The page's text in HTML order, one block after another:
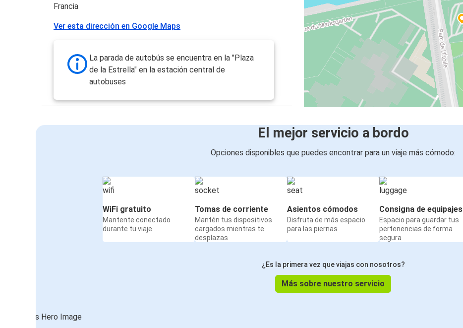
Francia
Ver esta dirección en Google Maps
La parada de autobús se encuentra en la "Plaza
de la Estrella" en la estación central de
autobuses
El mejor servicio a bordo
Opciones disponibles que puedes encontrar para un viaje más cómodo:
WiFi gratuito
Mantente conectado
durante tu viaje
Tomas de corriente
Mantén tus dispositivos
cargados mientras te
desplazas
Asientos cómodos
Disfruta de más espacio
para las piernas
Consigna de equipajes
Espacio para guardar tus
pertenencias de forma
segura
¿Es la primera vez que viajas con nosotros?
Más sobre nuestro servicio